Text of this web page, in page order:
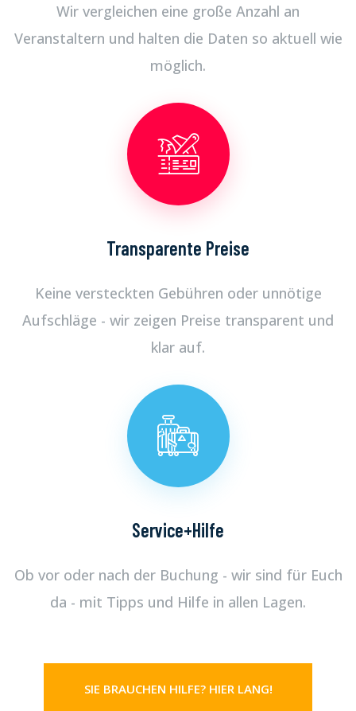
Wir vergleichen eine große Anzahl an
Veranstaltern und halten die Daten so aktuell wie
möglich.
Transparente Preise
Keine versteckten Gebühren oder unnötige
Aufschläge - wir zeigen Preise transparent und
klar auf.
Service+Hilfe
Ob vor oder nach der Buchung - wir sind für Euch
da - mit Tipps und Hilfe in allen Lagen.
SIE BRAUCHEN HILFE? HIER LANG!